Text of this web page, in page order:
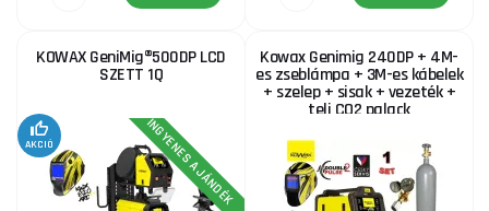
KOWAX GeniMig®500DP LCD
SZETT 1Q
AKCIÓ INGYENES AJÁNDÉK
Kowax Genimig 240DP + 4M-
es zseblámpa + 3M-es kábelek
+ szelep + sisak + vezeték +
teli CO2 palack